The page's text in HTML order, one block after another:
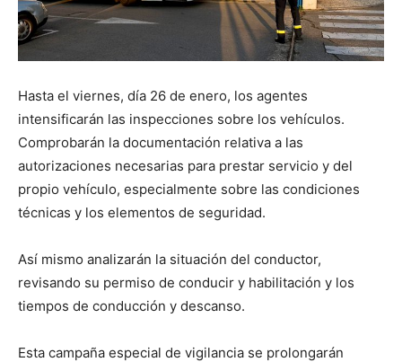
Hasta el viernes, día 26 de enero, los agentes
intensificarán las inspecciones sobre los vehículos.
Comprobarán la documentación relativa a las
autorizaciones necesarias para prestar servicio y del
propio vehículo, especialmente sobre las condiciones
técnicas y los elementos de seguridad.
Así mismo analizarán la situación del conductor,
revisando su permiso de conducir y habilitación y los
tiempos de conducción y descanso.
Esta campaña especial de vigilancia se prolongarán